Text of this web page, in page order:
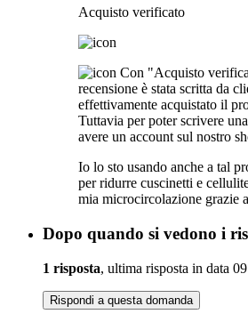
Acquisto verificato
Con "Acquisto
recensione è stata scritta da
effettivamente acquistato il
Tuttavia per poter scrivere
avere un account sul nostro
Io lo sto usando anche a tal
per ridurre cuscinetti e
mia microcircolazione grazie
Dopo quando si vedono i
1 risposta, ultima risposta in data
Rispondi a questa domanda